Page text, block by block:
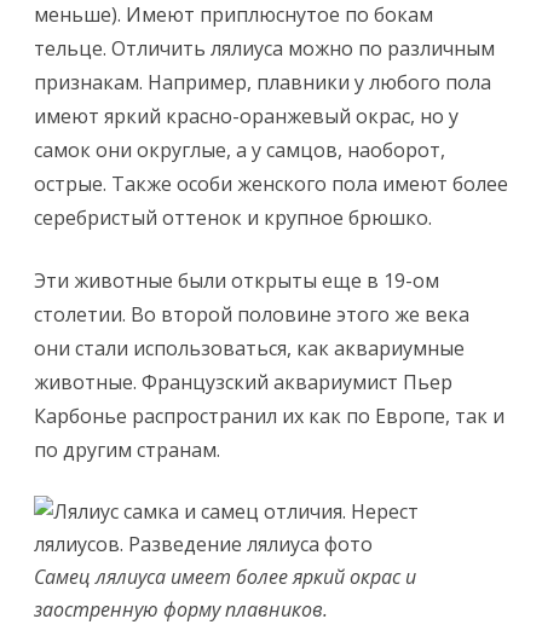
меньше). Имеют приплюснутое по бокам
тельце. Отличить лялиуса можно по различным
признакам. Например, плавники у любого пола
имеют яркий красно-оранжевый окрас, но у
самок они округлые, а у самцов, наоборот,
острые. Также особи женского пола имеют более
серебристый оттенок и крупное брюшко.
Эти животные были открыты еще в 19-ом
столетии. Во второй половине этого же века
они стали использоваться, как аквариумные
животные. Французский аквариумист Пьер
Карбонье распространил их как по Европе, так и
по другим странам.
Самец лялиуса имеет более яркий окрас и
заостренную форму плавников.